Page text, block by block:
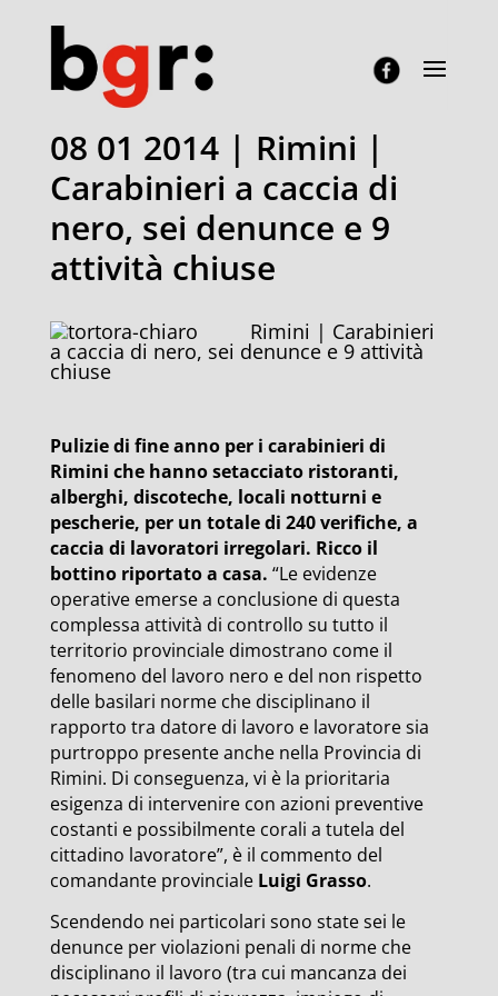
08 01 2014 | Rimini |
Carabinieri a caccia di
nero, sei denunce e 9
attività chiuse
Rimini | Carabinieri
a caccia di nero, sei denunce e 9 attività
chiuse
Pulizie di fine anno per i carabinieri di
Rimini che hanno setacciato ristoranti,
alberghi, discoteche, locali notturni e
pescherie, per un totale di 240 verifiche, a
caccia di lavoratori irregolari. Ricco il
bottino riportato a casa. “Le evidenze
operative emerse a conclusione di questa
complessa attività di controllo su tutto il
territorio provinciale dimostrano come il
fenomeno del lavoro nero e del non rispetto
delle basilari norme che disciplinano il
rapporto tra datore di lavoro e lavoratore sia
purtroppo presente anche nella Provincia di
Rimini. Di conseguenza, vi è la prioritaria
esigenza di intervenire con azioni preventive
costanti e possibilmente corali a tutela del
cittadino lavoratore”, è il commento del
comandante provinciale Luigi Grasso.
Scendendo nei particolari sono state sei le
denunce per violazioni penali di norme che
disciplinano il lavoro (tra cui mancanza dei